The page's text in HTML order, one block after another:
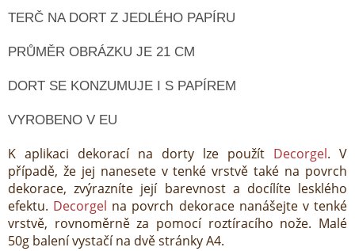
TERČ NA DORT Z JEDLÉHO PAPÍRU
PRŮMĚR OBRÁZKU JE 21 CM
DORT SE KONZUMUJE I S PAPÍREM
VYROBENO V EU
K aplikaci dekorací na dorty lze použít Decorgel. V
případě, že jej nanesete v tenké vrstvě také na povrch
dekorace, zvýrazníte její barevnost a docílíte lesklého
efektu. Decorgel na povrch dekorace nanášejte v tenké
vrstvě, rovnoměrně za pomocí roztíracího nože. Malé
50g balení vystačí na dvě stránky A4.